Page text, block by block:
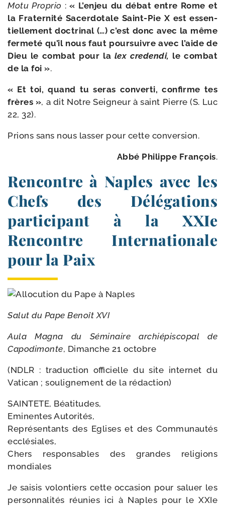
Motu Proprio :« L’enjeu du débat entre Rome et
la Fraternité Sacerdotale Saint-​Pie X est essen­
tiel­le­ment doc­tri­nal (…) c’est donc avec la même
fer­me­té qu’il nous faut pour­suivre avec l’aide de
Dieu le com­bat pour la lex cre­den­di, le com­bat
de la foi ».
« Et toi, quand tu seras conver­ti, confirme tes
frères », a dit Notre Seigneur à saint Pierre (S. Luc
22, 32).
Prions sans nous las­ser pour cette conversion.
Abbé Philippe François.
Rencontre à Naples avec les
Chefs des Délégations
participant à la XXIe
Rencontre Internationale
pour la Paix
Salut du Pape Benoît XVI
Aula Magna du Séminaire archi­épis­co­pal de
Capodimonte, Dimanche 21 octobre
(NDLR : tra­duc­tion offi­cielle du site inter­net du
Vatican ; sou­li­gne­ment de la rédaction)
SAINTETE, Béatitudes,
Eminentes Autorités,
Représentants des Eglises et des Communautés
ecclésiales,
Chers res­pon­sables des grandes reli­gions
mondiales
Je sai­sis volon­tiers cette occa­sion pour saluer les
per­son­na­li­tés réunies ici à Naples pour le XXIe